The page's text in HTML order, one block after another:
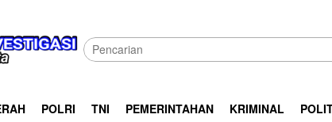
POLRI TNI PEMERINTAHAN KRIMINAL